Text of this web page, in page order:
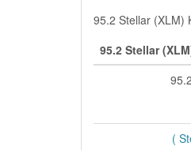
95.2 Stellar (XLM)
95.2 Stellar
(